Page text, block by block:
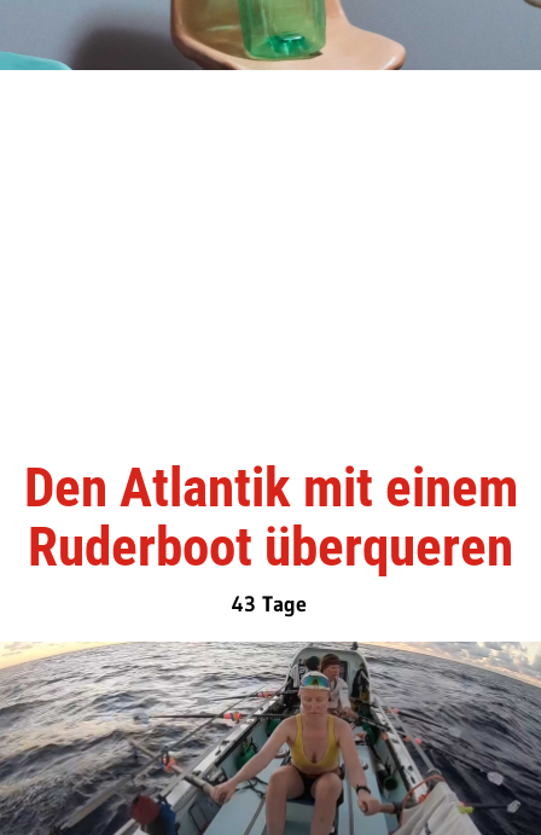
Den Atlantik mit einem
Ruderboot überqueren
43 Tage